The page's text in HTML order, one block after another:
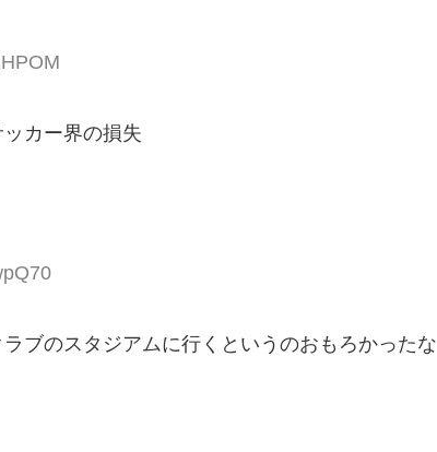
カー界の損失
ブのスタジアムに行くというのおもろかったな